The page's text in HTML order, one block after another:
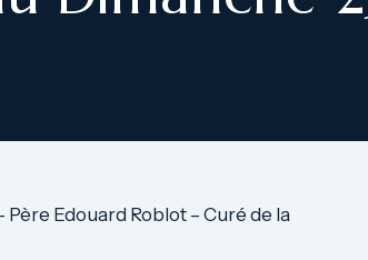
Edouard Roblot – Curé de la